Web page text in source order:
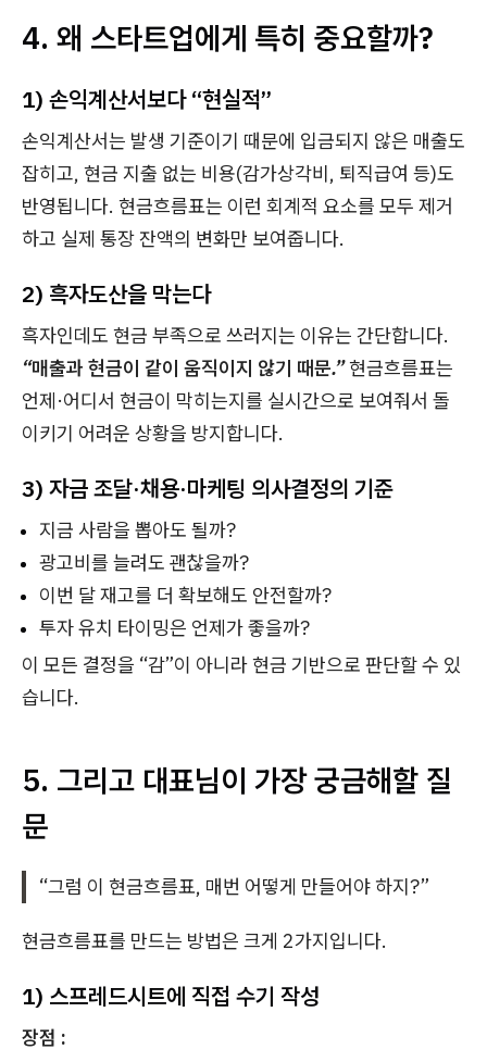
4. 왜 스타트업에게 특히 중요할까?
1) 손익계산서보다 “현실적”
손익계산서는 발생 기준이기 때문에 입금되지 않은 매출도
잡히고, 현금 지출 없는 비용(감가상각비, 퇴직급여 등)도
반영됩니다. 현금흐름표는 이런 회계적 요소를 모두 제거
하고 실제 통장 잔액의 변화만 보여줍니다.
2) 흑자도산을 막는다
흑자인데도 현금 부족으로 쓰러지는 이유는 간단합니다.
“매출과 현금이 같이 움직이지 않기 때문.”현금흐름표는
언제·어디서 현금이 막히는지를 실시간으로 보여줘서 돌
이키기 어려운 상황을 방지합니다.
3) 자금 조달·채용·마케팅 의사결정의 기준
지금 사람을 뽑아도 될까?
광고비를 늘려도 괜찮을까?
이번 달 재고를 더 확보해도 안전할까?
투자 유치 타이밍은 언제가 좋을까?
이 모든 결정을 “감”이 아니라 현금 기반으로 판단할 수 있
습니다.
5. 그리고 대표님이 가장 궁금해할 질
문
“그럼 이 현금흐름표, 매번 어떻게 만들어야 하지?”
현금흐름표를 만드는 방법은 크게 2가지입니다.
1) 스프레드시트에 직접 수기 작성
장점 :